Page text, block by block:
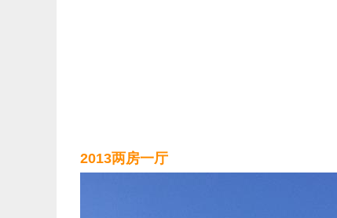
2013两房一厅